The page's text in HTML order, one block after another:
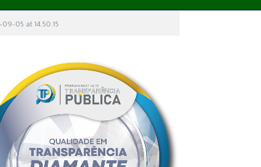
05 at 14.50.15